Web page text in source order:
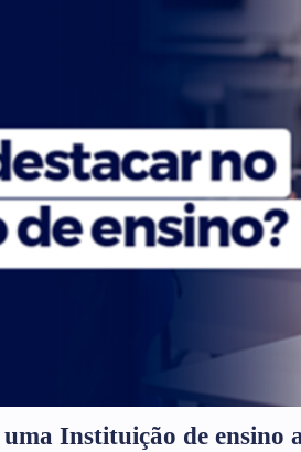
Instituição de ensino